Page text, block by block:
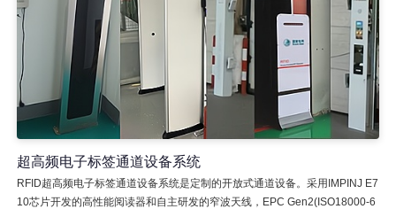
超高频电子标签通道设备系统
RFID超高频电子标签通道设备系统是定制的开放式通道设备。采用IMPINJ E7
10芯片开发的高性能阅读器和自主研发的窄波天线，EPC Gen2(ISO18000-6